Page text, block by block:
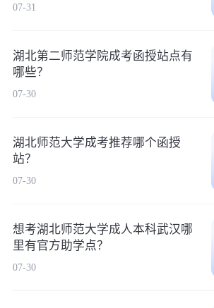
07-31
湖北第二师范学院成考函授站点有
哪些？
07-30
湖北师范大学成考推荐哪个函授
站？
07-30
想考湖北师范大学成人本科武汉哪
里有官方助学点？
07-30